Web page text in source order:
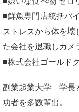
■鮮魚専門店統括バ
ストレスから体を壊
た会社を退職しカメ
■株式会社ゴールド
副業起業大学 学長
功者を多数輩出。